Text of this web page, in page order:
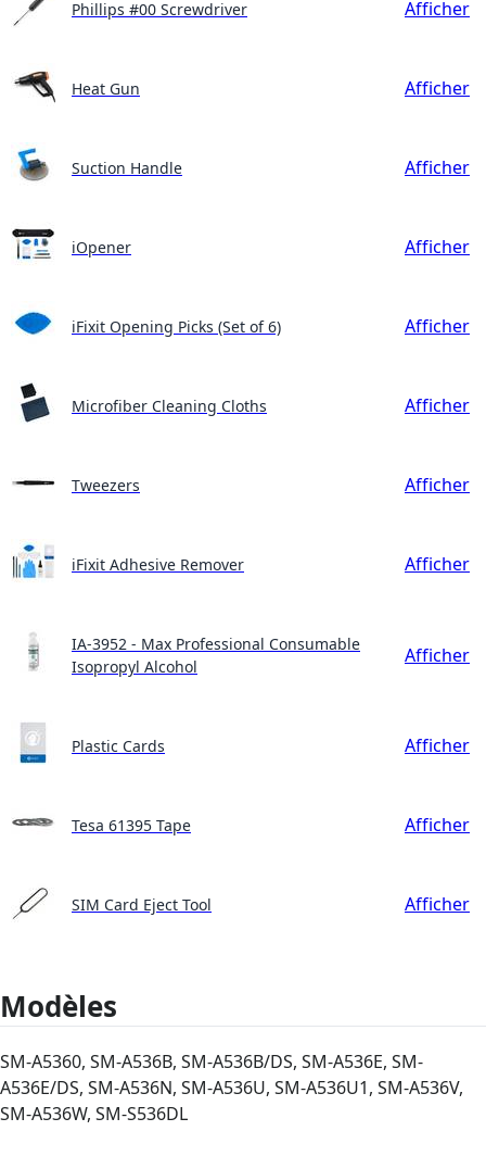
Phillips #00 Screwdriver Afficher
Heat Gun Afficher
Suction Handle Afficher
iOpener Afficher
iFixit Opening Picks (Set of 6) Afficher
Microfiber Cleaning Cloths Afficher
Tweezers Afficher
iFixit Adhesive Remover Afficher
IA-3952 - Max Professional Consumable
Isopropyl Alcohol
Afficher
Plastic Cards Afficher
Tesa 61395 Tape Afficher
SIM Card Eject Tool Afficher
Modèles
SM-A5360, SM-A536B, SM-A536B/DS, SM-A536E, SM-
A536E/DS, SM-A536N, SM-A536U, SM-A536U1, SM-A536V,
SM-A536W, SM-S536DL